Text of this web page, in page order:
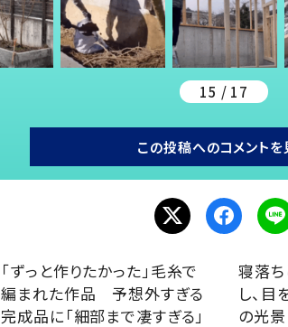
15 / 17
この投稿へのコメントを
「ずっと作りたかった」毛糸で
編まれた作品 予想外すぎる
完成品に「細部まで凄すぎる」
寝落
し、
の光景